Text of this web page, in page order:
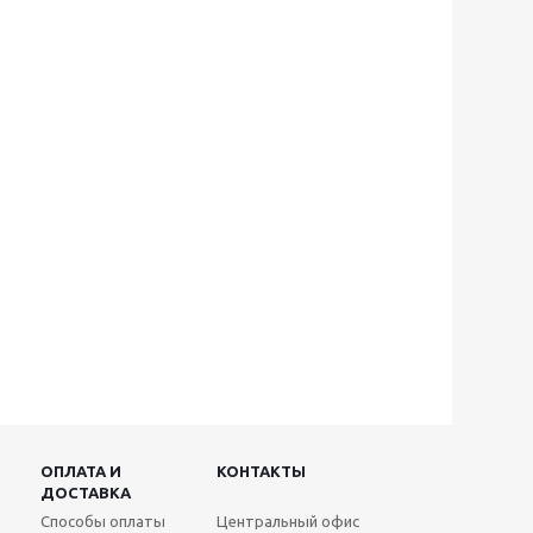
ОПЛАТА И
ДОСТАВКА
КОНТАКТЫ
Способы оплаты Центральный офис